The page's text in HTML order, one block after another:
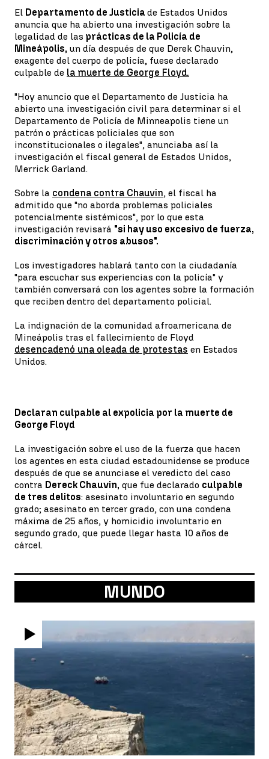
El Departamento de Justicia de Estados Unidos
anuncia que ha abierto una investigación sobre la
legalidad de las prácticas de la Policía de
Mineápolis, un día después de que Derek Chauvin,
exagente del cuerpo de policía, fuese declarado
culpable de la muerte de George Floyd.
"Hoy anuncio que el Departamento de Justicia ha
abierto una investigación civil para determinar si el
Departamento de Policía de Minneapolis tiene un
patrón o prácticas policiales que son
inconstitucionales o ilegales", anunciaba así la
investigación el fiscal general de Estados Unidos,
Merrick Garland.
Sobre la condena contra Chauvin, el fiscal ha
admitido que "no aborda problemas policiales
potencialmente sistémicos", por lo que esta
investigación revisará "si hay uso excesivo de fuerza,
discriminación y otros abusos".
Los investigadores hablará tanto con la ciudadanía
"para escuchar sus experiencias con la policía" y
también conversará con los agentes sobre la formación
que reciben dentro del departamento policial.
La indignación de la comunidad afroamericana de
Mineápolis tras el fallecimiento de Floyd
desencadenó una oleada de protestas en Estados
Unidos.
Declaran culpable al expolicia por la muerte de
George Floyd
La investigación sobre el uso de la fuerza que hacen
los agentes en esta ciudad estadounidense se produce
después de que se anunciase el veredicto del caso
contra Dereck Chauvin, que fue declarado culpable
de tres delitos: asesinato involuntario en segundo
grado; asesinato en tercer grado, con una condena
máxima de 25 años, y homicidio involuntario en
segundo grado, que puede llegar hasta 10 años de
cárcel.
MUNDO